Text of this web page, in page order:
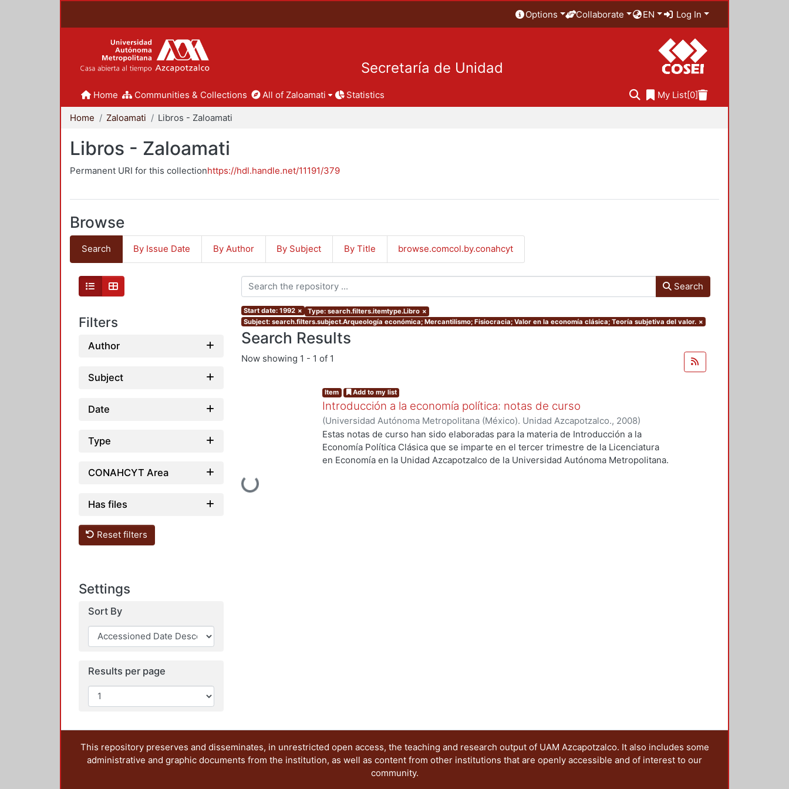
Options Collaborate EN Log In
Secretaría de Unidad
Home Communities & Collections All of Zaloamati Statistics My List[0]
Home Zaloamati Libros - Zaloamati
Libros - Zaloamati
Permanent URI for this collectionhttps://hdl.handle.net/11191/379
Browse
Search By Issue Date By Author By Subject By Title browse.comcol.by.conahcyt
Filters
Author
Subject
Date
Type
CONAHCYT Area
Has files
Reset filters
Settings
Sort By
Results per page
Search
Start date: 1992 × Type: search.filters.itemtype.Libro ×
Subject: search.filters.subject.Arqueología económica; Mercantilismo; Fisiocracia; Valor en la economía clásica; Teoría subjetiva del valor. ×
Search Results
Now showing 1 - 1 of 1
Loading...
Item Add to my list
Introducción a la economía política: notas de curso
(Universidad Autónoma Metropolitana (México). Unidad Azcapotzalco., 2008)
Lechuga-Montenegro, Jesús
Estas notas de curso han sido elaboradas para la materia de Introducción a la
Economía Política Clásica que se imparte en el tercer trimestre de la Licenciatura
en Economía en la Unidad Azcapotzalco de la Universidad Autónoma Metropolitana.
This repository preserves and disseminates, in unrestricted open access, the teaching and research output of UAM Azcapotzalco. It also includes some
administrative and graphic documents from the institution, as well as content from other institutions that are openly accessible and of interest to our
community.